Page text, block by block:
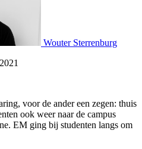
Wouter Sterrenburg
voor de ander een zegen: thuis
ook weer naar de campus
EM ging bij studenten langs om